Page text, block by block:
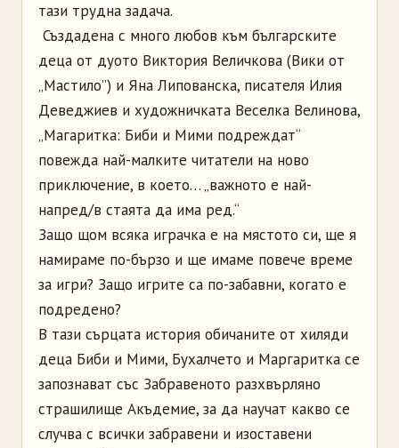
тази трудна задача.
Създадена с много любов към българските
деца от дуото Виктория Величкова (Вики от
„Мастило”) и Яна Липованска, писателя Илия
Деведжиев и художничката Веселка Велинова,
„Магаритка: Биби и Мими подреждат“
повежда най-малките читатели на ново
приключение, в което… „важното е най-
напред/в стаята да има ред.“
Защо щом всяка играчка е на мястото си, ще я
намираме по-бързо и ще имаме повече време
за игри? Защо игрите са по-забавни, когато е
подредено?
В тази сърцата история обичаните от хиляди
деца Биби и Мими, Бухалчето и Маргаритка се
запознават със Забравеното разхвърляно
страшилище Акъдемие, за да научат какво се
случва с всички забравени и изоставени